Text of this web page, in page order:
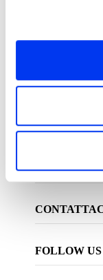
All For Padel
ADIDAS
PIÙ ADIDAS
FOLLOW US